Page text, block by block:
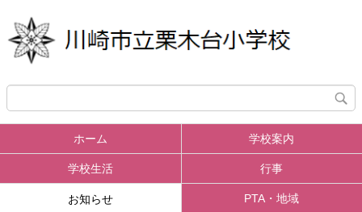
ホーム 学校案内
学校生活 行事
お知らせ PTA・地域